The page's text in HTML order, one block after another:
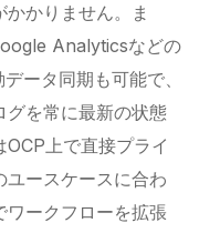
かりません。ま
Analyticsなどの
ータ同期も可能で、
グを常に最新の状態
上で直接プライ
ースケースに合わ
ークフローを拡張